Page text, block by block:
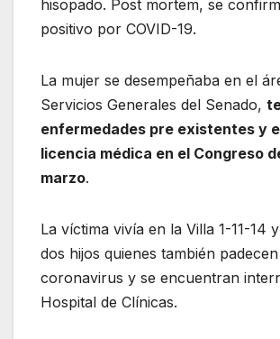
hisopado. Post mortem, se
positivo por COVID-19.
La mujer se desempeñaba en el
Servicios Generales del Senado,
enfermedades pre existentes y
licencia médica en el Congreso
marzo.
La víctima vivía en la Villa 1-11-14
dos hijos quienes también padecen
coronavirus y se encuentran
Hospital de Clínicas.